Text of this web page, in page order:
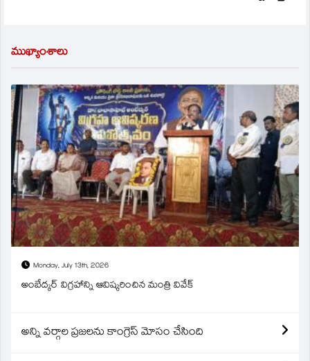
ముఖ్యాంశాలు
Monday, July 13th, 2026
అంబేద్కర్ విగ్రహాన్ని ఆవిష్కరించిన మంత్రి వివేక్
అన్ని వర్గాల ప్రజలను కాంగ్రెస్ మోసం చేసింది